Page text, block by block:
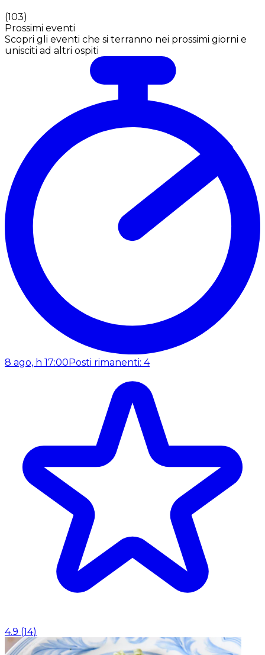
(103)
Prossimi eventi
Scopri gli eventi che si terranno nei prossimi giorni e
unisciti ad altri ospiti
8 ago, h 17:00 Posti rimanenti: 4
4.9 (14)